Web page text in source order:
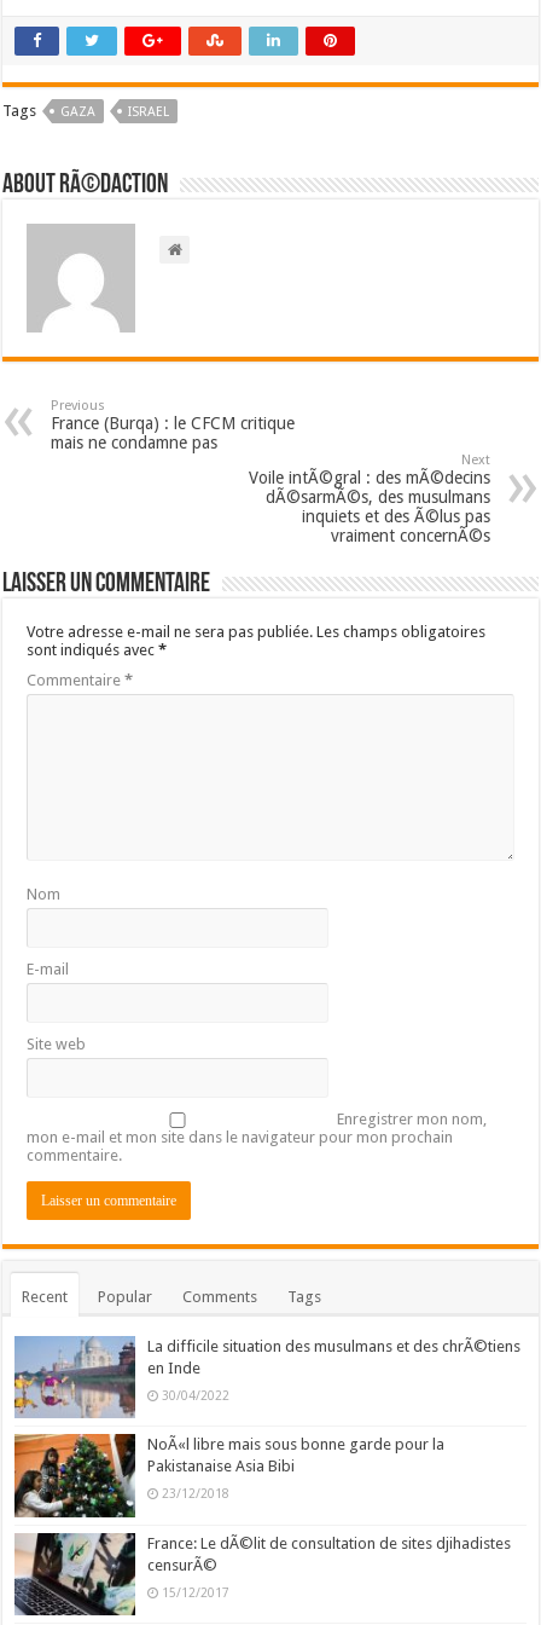
Tags GAZA ISRAEL
About RÃ©daction
Previous
France (Burqa) : le CFCM critique
mais ne condamne pas
Next
Voile intÃ©gral : des mÃ©decins
dÃ©sarmÃ©s, des musulmans
inquiets et des Ã©lus pas
vraiment concernÃ©s
Laisser un commentaire
Votre adresse e-mail ne sera pas publiée. Les champs obligatoires
sont indiqués avec*
Commentaire*
Nom
E-mail
Site web
Enregistrer mon nom,
mon e-mail et mon site dans le navigateur pour mon prochain
commentaire.
Recent Popular Comments Tags
La difficile situation des musulmans et des chrÃ©tiens
en Inde
30/04/2022
NoÃ«l libre mais sous bonne garde pour la
Pakistanaise Asia Bibi
23/12/2018
France: Le dÃ©lit de consultation de sites djihadistes
censurÃ©
15/12/2017